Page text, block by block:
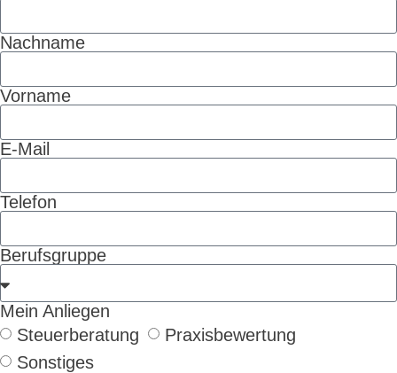
Nachname
Vorname
E-Mail
Telefon
Berufsgruppe
Mein Anliegen
Steuerberatung
Praxisbewertung
Sonstiges